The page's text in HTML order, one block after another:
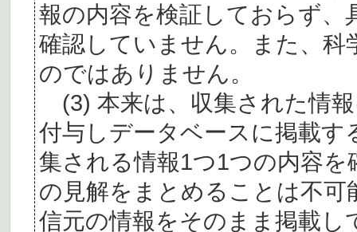
報の内容を検証しておらず、
確認していません。また、
のではありません。
(3) 本来は、収集された情
付与しデータベースに掲載
集される情報1つ1つの内容
の見解をまとめることは不
信元の情報をそのまま掲載し